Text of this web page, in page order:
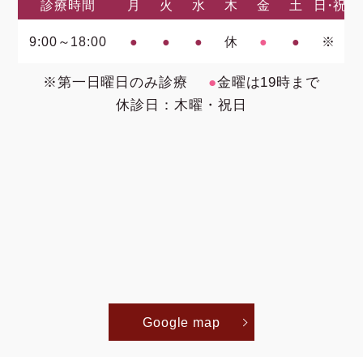
診療時間 月 火 水 木 金 土 日・祝
9:00～18:00 ● ● ● 休 ● ● ※
※第一日曜日のみ診療 ●金曜は19時まで
休診日：木曜・祝日
Google map